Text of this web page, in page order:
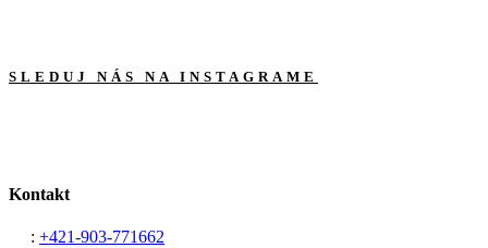
SLEDUJ NÁS NA INSTAGRAME
Kontakt
: +421-903-771662